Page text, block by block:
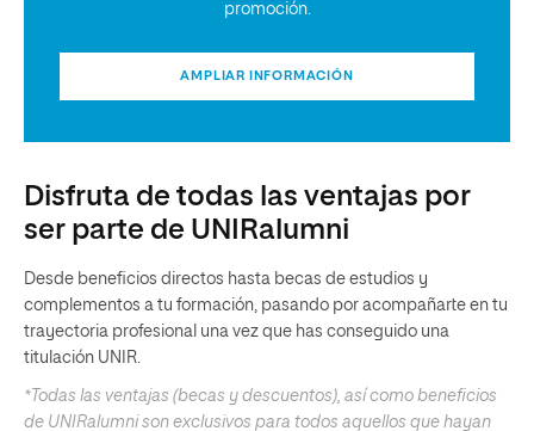
promoción.
AMPLIAR INFORMACIÓN
Disfruta de todas las ventajas por
ser parte de UNIRalumni
Desde beneficios directos hasta becas de estudios y
complementos a tu formación, pasando por acompañarte en tu
trayectoria profesional una vez que has conseguido una
titulación UNIR.
*Todas las ventajas (becas y descuentos), así como beneficios
de UNIRalumni son exclusivos para todos aquellos que hayan